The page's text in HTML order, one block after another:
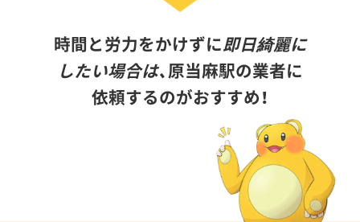
時間と労力をかけずに即日綺麗に
したい場合は、原当麻駅の業者に
依頼するのがおすすめ！